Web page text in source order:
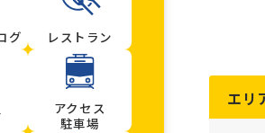
グ レストラン
アクセス
駐車場
エリ